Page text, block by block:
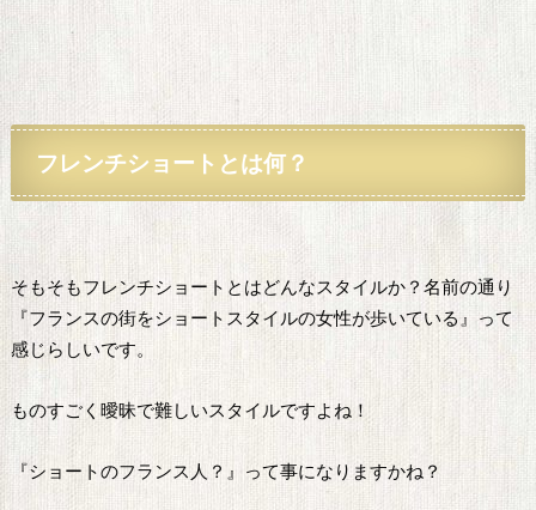
フレンチショートとは何？
そもそもフレンチショートとはどんなスタイルか？名前の通り
『フランスの街をショートスタイルの女性が歩いている』って
感じらしいです。
ものすごく曖昧で難しいスタイルですよね！
『ショートのフランス人？』って事になりますかね？